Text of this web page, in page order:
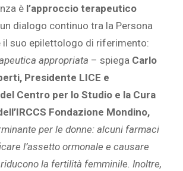
è l’approccio terapeutico
dialogo continuo tra la Persona
il suo epilettologo di riferimento:
appropriata – spiega Carlo
Presidente LICE e
Centro per lo Studio e la Cura
Fondazione Mondino,
per le donne: alcuni farmaci
l’assetto ormonale e causare
la fertilità femminile. Inoltre,